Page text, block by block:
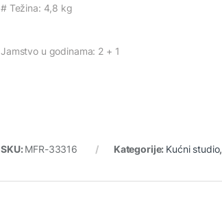
# Težina: 4,8 kg
Jamstvo u godinama: 2 + 1
SKU:MFR-33316 Kategorije: Kućni studio,